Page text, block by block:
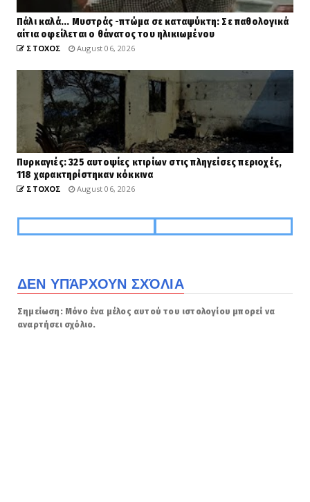
Πάλι καλά... Μυστράς -πτώμα σε καταψύκτη: Σε παθολογικά
αίτια οφείλεται ο θάνατος του ηλικιωμένου
ΣΤΟΧΟΣ August 06, 2026
Πυρκαγιές: 325 αυτοψίες κτιρίων στις πληγείσες περιοχές,
118 χαρακτηρίστηκαν κόκκινα
ΣΤΟΧΟΣ August 06, 2026
ΔΕΝ ΥΠΆΡΧΟΥΝ ΣΧΌΛΙΑ
Σημείωση: Μόνο ένα μέλος αυτού του ιστολογίου μπορεί να
αναρτήσει σχόλιο.